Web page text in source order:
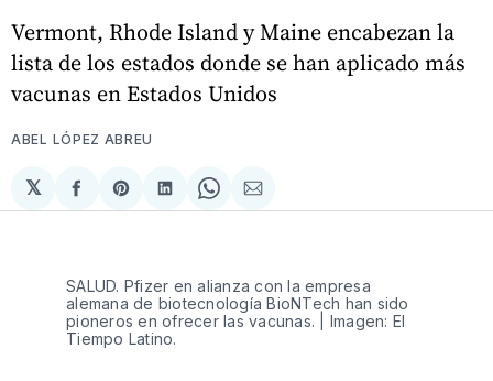
Vermont, Rhode Island y Maine encabezan la
lista de los estados donde se han aplicado más
vacunas en Estados Unidos
ABEL LÓPEZ ABREU
𝕏
Compartir
en
Share
on
Compartir
en
Share
on
Compartir
via
SALUD. Pfizer en alianza con la empresa
alemana de biotecnología BioNTech han sido
pioneros en ofrecer las vacunas. | Imagen: El
Tiempo Latino.